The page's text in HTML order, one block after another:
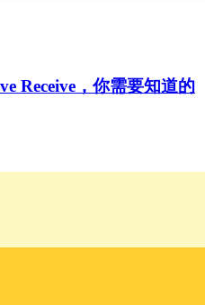
Receive，你需要知道的